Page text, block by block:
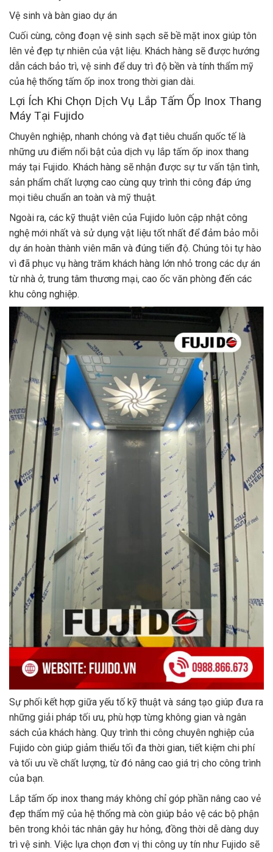
Vệ sinh và bàn giao dự án
Cuối cùng, công đoạn vệ sinh sạch sẽ bề mặt inox giúp tôn
lên vẻ đẹp tự nhiên của vật liệu. Khách hàng sẽ được hướng
dẫn cách bảo trì, vệ sinh để duy trì độ bền và tính thẩm mỹ
của hệ thống tấm ốp inox trong thời gian dài.
Lợi Ích Khi Chọn Dịch Vụ Lắp Tấm Ốp Inox Thang
Máy Tại Fujido
Chuyên nghiệp, nhanh chóng và đạt tiêu chuẩn quốc tế là
những ưu điểm nổi bật của dịch vụ lắp tấm ốp inox thang
máy tại Fujido. Khách hàng sẽ nhận được sự tư vấn tận tình,
sản phẩm chất lượng cao cùng quy trình thi công đáp ứng
mọi tiêu chuẩn an toàn và mỹ thuật.
Ngoài ra, các kỹ thuật viên của Fujido luôn cập nhật công
nghệ mới nhất và sử dụng vật liệu tốt nhất để đảm bảo mỗi
dự án hoàn thành viên mãn và đúng tiến độ. Chúng tôi tự hào
vì đã phục vụ hàng trăm khách hàng lớn nhỏ trong các dự án
từ nhà ở, trung tâm thương mại, cao ốc văn phòng đến các
khu công nghiệp.
Sự phối kết hợp giữa yếu tố kỹ thuật và sáng tạo giúp đưa ra
những giải pháp tối ưu, phù hợp từng không gian và ngân
sách của khách hàng. Quy trình thi công chuyên nghiệp của
Fujido còn giúp giảm thiểu tối đa thời gian, tiết kiệm chi phí
và tối ưu về chất lượng, từ đó nâng cao giá trị cho công trình
của bạn.
Lắp tấm ốp inox thang máy không chỉ góp phần nâng cao vẻ
đẹp thẩm mỹ của hệ thống mà còn giúp bảo vệ các bộ phận
bên trong khỏi tác nhân gây hư hỏng, đồng thời dễ dàng duy
trì vệ sinh. Việc lựa chọn đơn vị thi công uy tín như Fujido sẽ